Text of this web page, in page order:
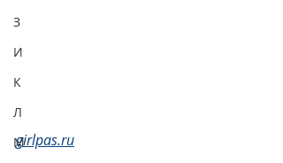
З
И
К
Л
М
girlpas.ru